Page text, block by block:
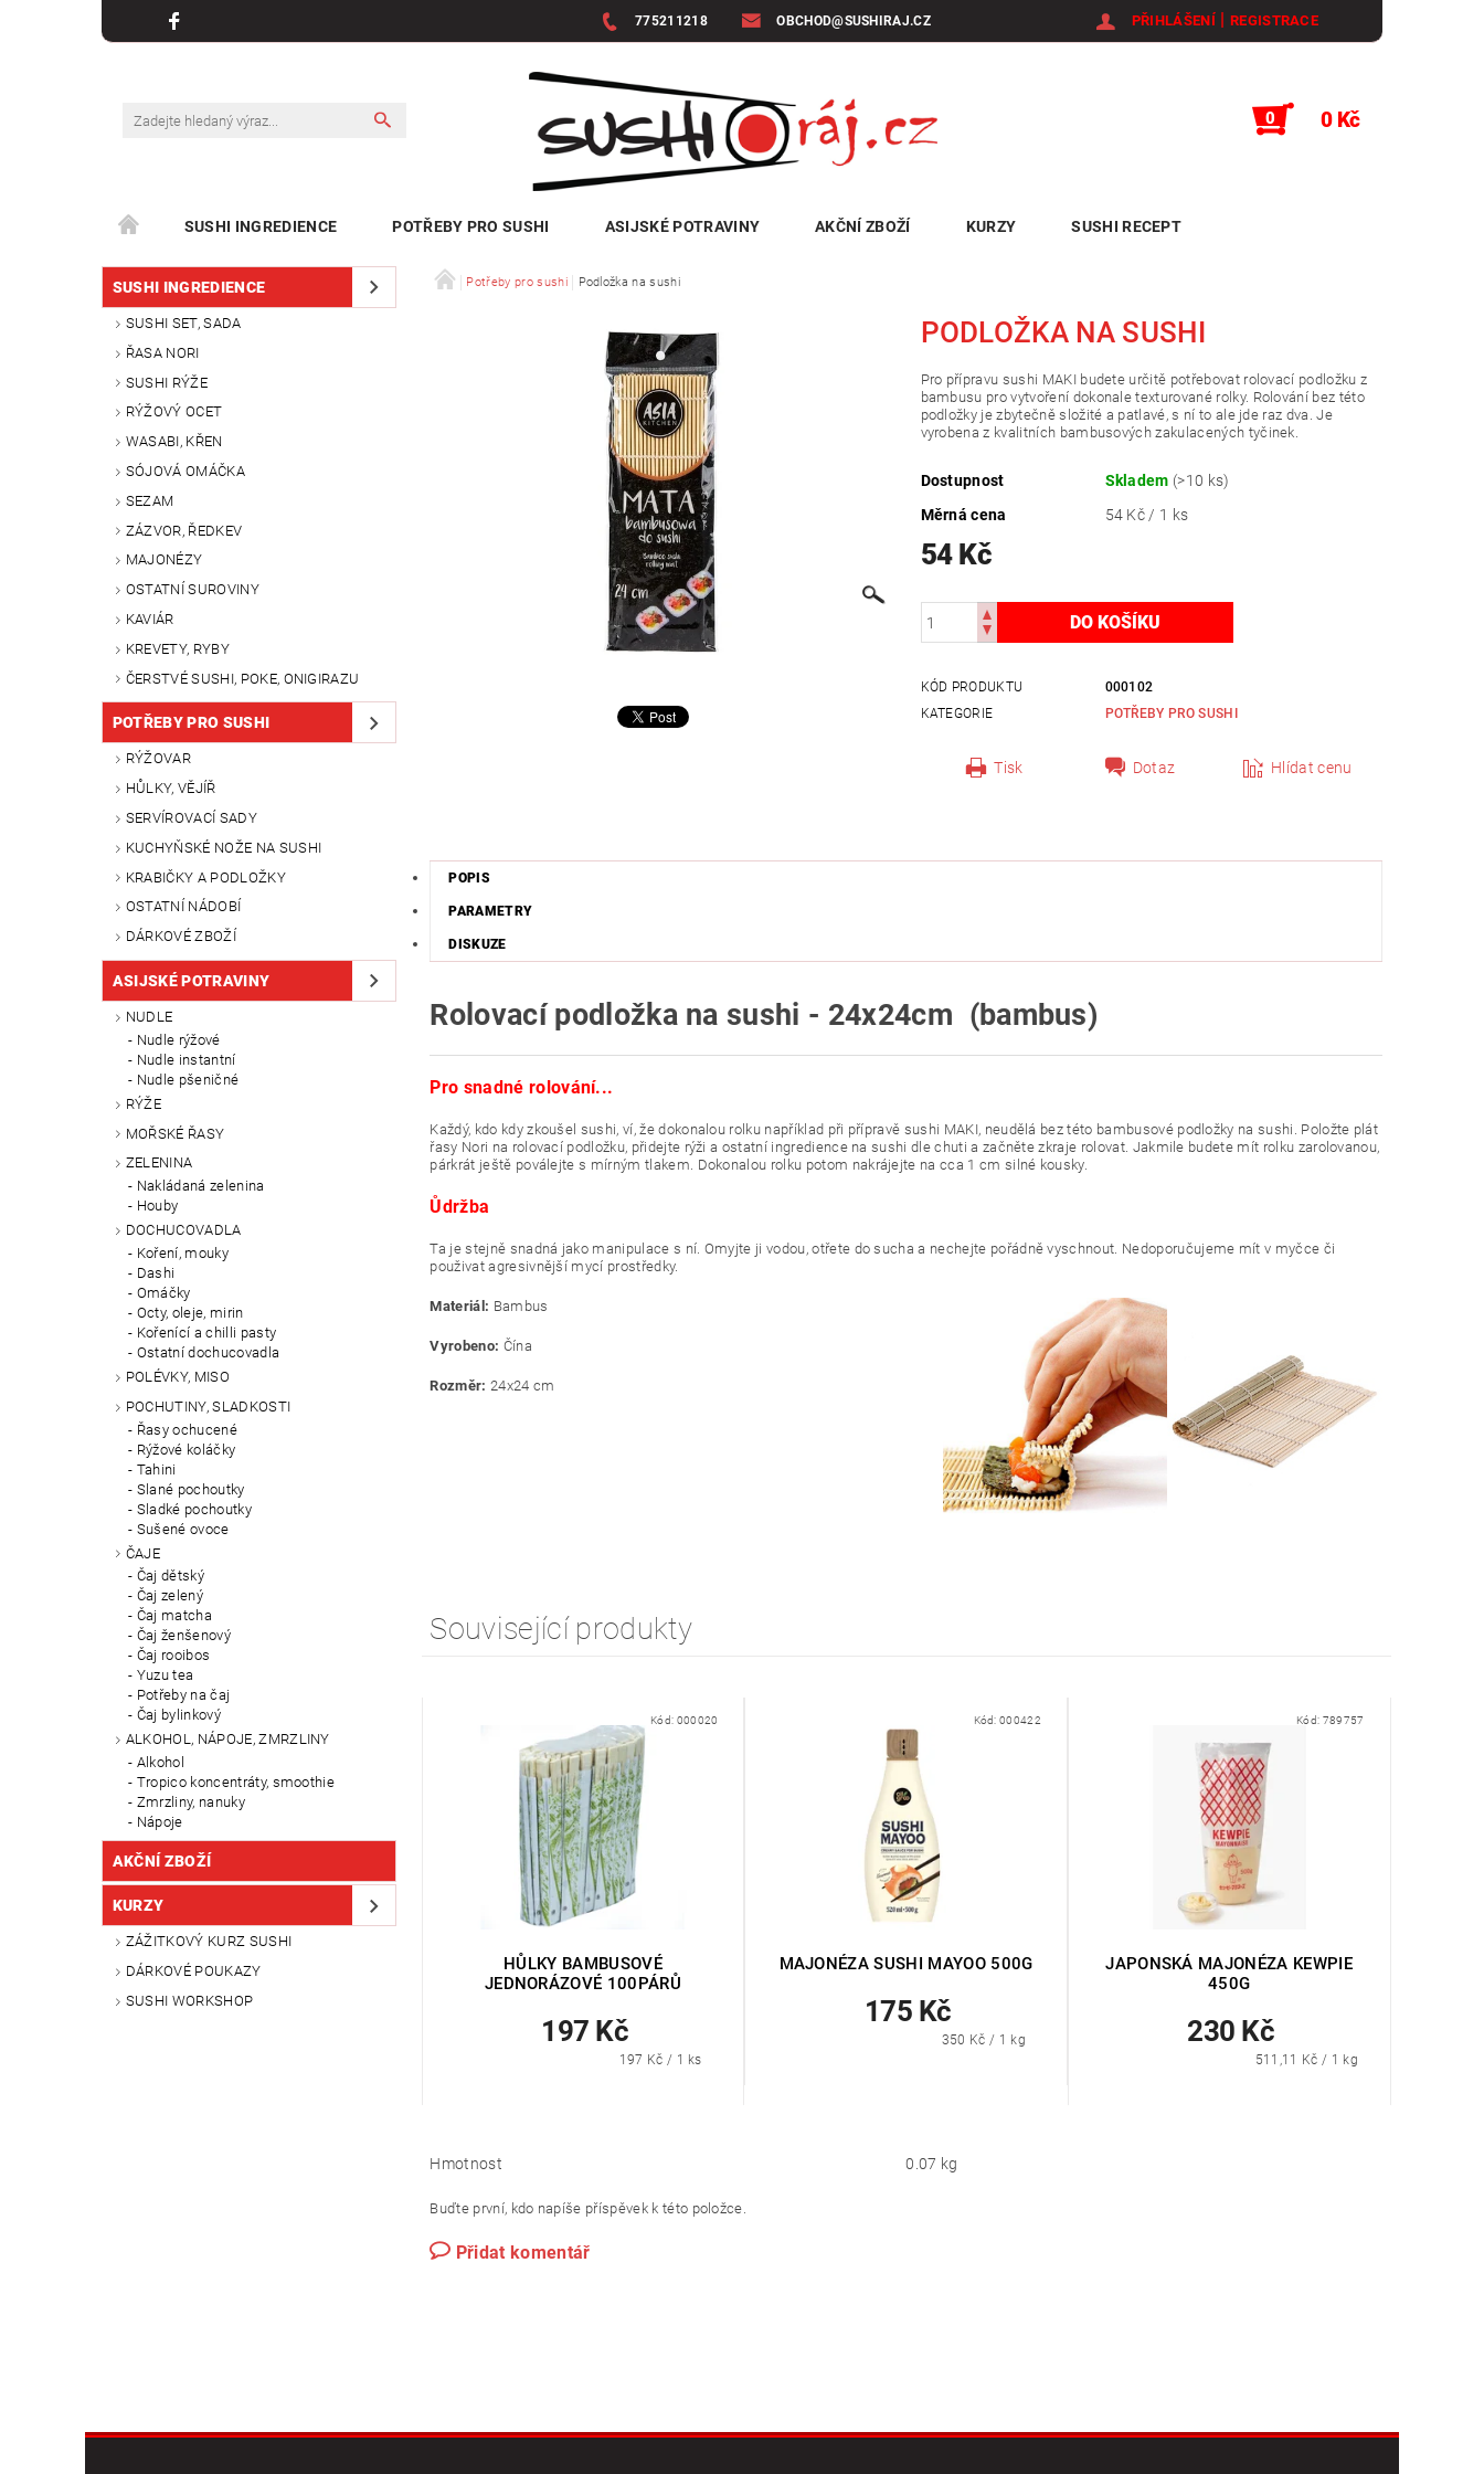
775211218 OBCHOD@SUSHIRAJ.CZ PŘIHLÁŠENÍ | REGISTRACE
0 0 Kč
SUSHI INGREDIENCE POTŘEBY PRO SUSHI ASIJSKÉ POTRAVINY AKČNÍ ZBOŽÍ KURZY SUSHI RECEPT
KONTAKT
SUSHI INGREDIENCE
SUSHI SET, SADA
ŘASA NORI
SUSHI RÝŽE
RÝŽOVÝ OCET
WASABI, KŘEN
SÓJOVÁ OMÁČKA
SEZAM
ZÁZVOR, ŘEDKEV
MAJONÉZY
OSTATNÍ SUROVINY
KAVIÁR
KREVETY, RYBY
ČERSTVÉ SUSHI, POKE, ONIGIRAZU
POTŘEBY PRO SUSHI
RÝŽOVAR
HŮLKY, VĚJÍŘ
SERVÍROVACÍ SADY
KUCHYŇSKÉ NOŽE NA SUSHI
KRABIČKY A PODLOŽKY
OSTATNÍ NÁDOBÍ
DÁRKOVÉ ZBOŽÍ
ASIJSKÉ POTRAVINY
NUDLE
Nudle rýžové
Nudle instantní
Nudle pšeničné
RÝŽE
MOŘSKÉ ŘASY
ZELENINA
Nakládaná zelenina
Houby
DOCHUCOVADLA
Koření, mouky
Dashi
Omáčky
Octy, oleje, mirin
Kořenící a chilli pasty
Ostatní dochucovadla
POLÉVKY, MISO
POCHUTINY, SLADKOSTI
Řasy ochucené
Rýžové koláčky
Tahini
Slané pochoutky
Sladké pochoutky
Sušené ovoce
ČAJE
Čaj dětský
Čaj zelený
Čaj matcha
Čaj ženšenový
Čaj rooibos
Yuzu tea
Potřeby na čaj
Čaj bylinkový
ALKOHOL, NÁPOJE, ZMRZLINY
Alkohol
Tropico koncentráty, smoothie
Zmrzliny, nanuky
Nápoje
AKČNÍ ZBOŽÍ
KURZY
ZÁŽITKOVÝ KURZ SUSHI
DÁRKOVÉ POUKAZY
SUSHI WORKSHOP
Potřeby pro sushi Podložka na sushi
PODLOŽKA NA SUSHI
Pro přípravu sushi MAKI budete určitě potřebovat rolovací podložku z
bambusu pro vytvoření dokonale texturované rolky. Rolování bez této
podložky je zbytečně složité a patlavé, s ní to ale jde raz dva. Je
vyrobena z kvalitních bambusových zakulacených tyčinek.
Dostupnost Skladem (>10 ks)
Měrná cena
54 Kč / 1 ks
54 Kč
KÓD PRODUKTU
000102
KATEGORIE
POTŘEBY PRO SUSHI
Tisk Dotaz Hlídat cenu
POPIS
PARAMETRY
DISKUZE
Rolovací podložka na sushi - 24x24cm (bambus)
Pro snadné rolování...
Každý, kdo kdy zkoušel sushi, ví, že dokonalou rolku například při přípravě sushi MAKI, neudělá bez této bambusové podložky na sushi. Položte plát
řasy Nori na rolovací podložku, přidejte rýži a ostatní ingredience na sushi dle chuti a začněte zkraje rolovat. Jakmile budete mít rolku zarolovanou,
párkrát ještě poválejte s mírným tlakem. Dokonalou rolku potom nakrájejte na cca 1 cm silné kousky.
Ůdržba
Ta je stejně snadná jako manipulace s ní. Omyjte ji vodou, otřete do sucha a nechejte pořádně vyschnout. Nedoporučujeme mít v myčce či
použivat agresivnější mycí prostředky.
Materiál: Bambus
Vyrobeno: Čína
Rozměr: 24x24 cm
Související produkty
Kód: 000020
HŮLKY BAMBUSOVÉ
JEDNORÁZOVÉ 100PÁRŮ
197 Kč
197 Kč / 1 ks
Kód:000422
MAJONÉZA SUSHI MAYOO 500G
175 Kč
350 Kč / 1 kg
Kód: 789757
JAPONSKÁ MAJONÉZA KEWPIE
450G
230 Kč
511,11 Kč / 1 kg
Hmotnost 0.07 kg
Buďte první, kdo napíše příspěvek k této položce.
Přidat komentář